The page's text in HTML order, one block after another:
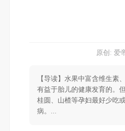
原创: 爱
【导读】水果中富含维生素
有益于胎儿的健康发育的。
桂圆、山楂等孕妇最好少吃
病。...